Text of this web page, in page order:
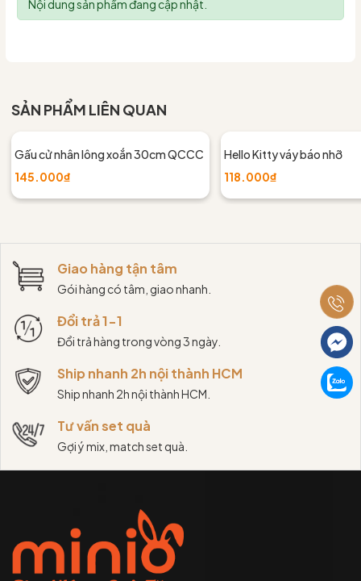
Nội dung sản phẩm đang cập nhật.
SẢN PHẨM LIÊN QUAN
Gấu cử nhân lông xoắn 30cm QCCC
145.000₫
Hello Kitty váy báo nhỡ
118.000₫
Giao hàng tận tâm
Gói hàng có tâm, giao nhanh.
Đổi trả 1-1
Đổi trả hàng trong vòng 3 ngày.
Ship nhanh 2h nội thành HCM
Ship nhanh 2h nội thành HCM.
Tư vấn set quà
Gợi ý mix, match set quà.